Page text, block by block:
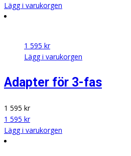
Lägg i varukorgen
1 595 kr
Lägg i varukorgen
Adapter för 3-fas
1 595 kr
1 595 kr
Lägg i varukorgen